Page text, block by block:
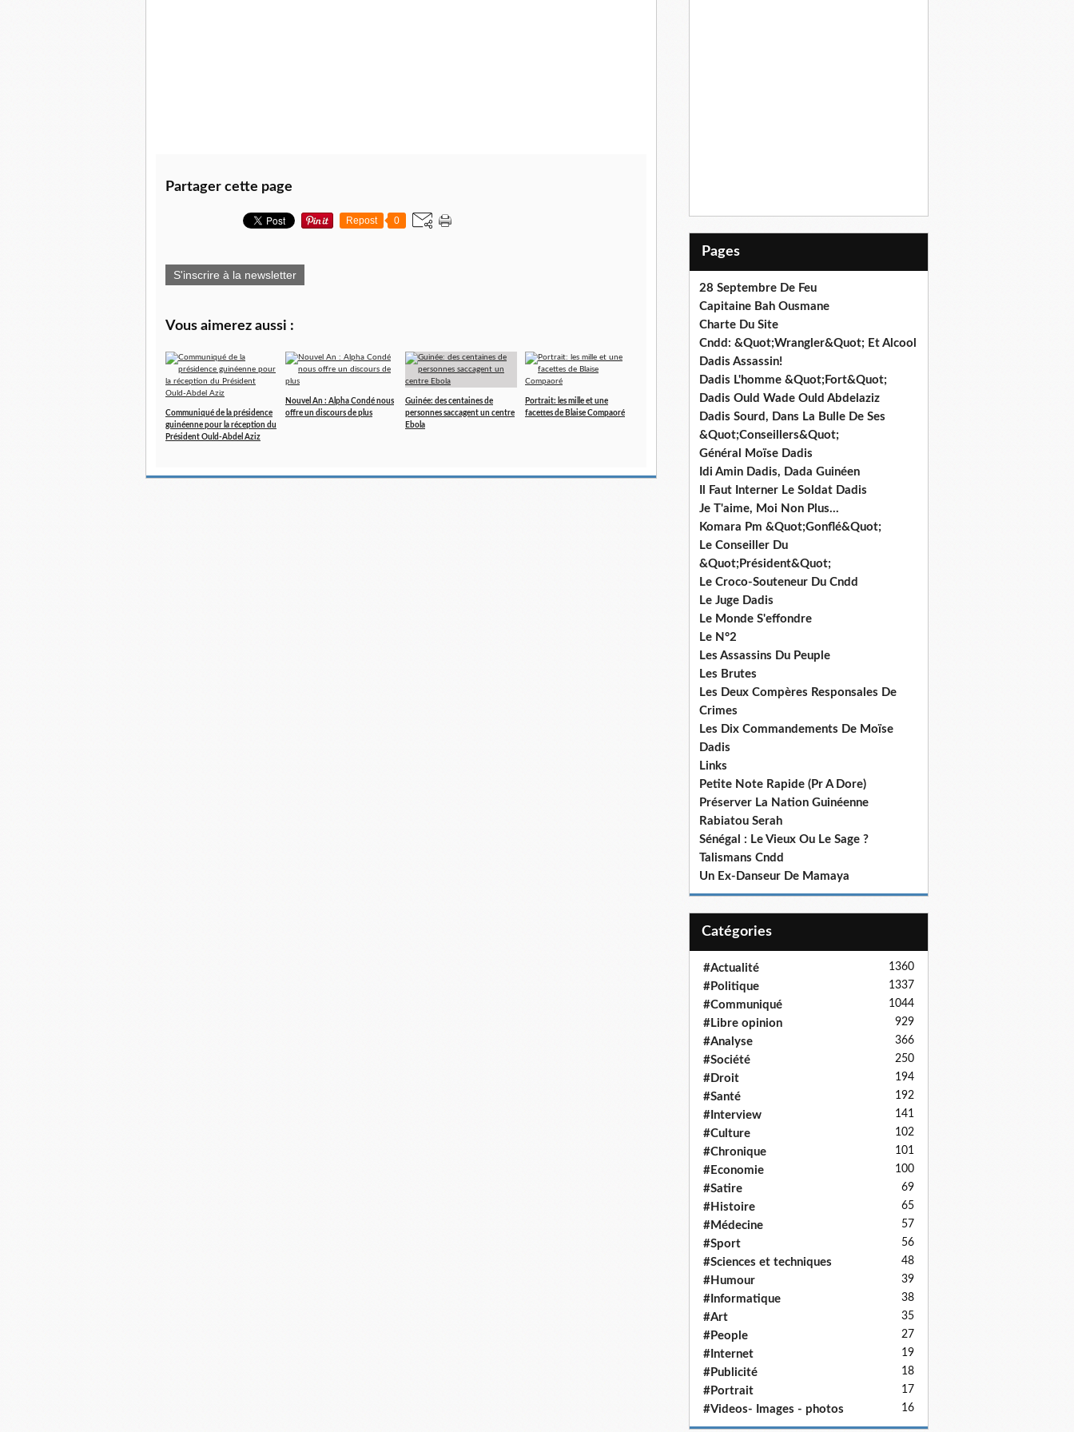
Partager cette page
Repost 0
S'inscrire à la newsletter
Vous aimerez aussi :
Communiqué de la présidence
guinéenne pour la réception du
Président Ould-Abdel Aziz
Nouvel An : Alpha Condé nous
offre un discours de plus
Guinée: des centaines de
personnes saccagent un centre
Ebola
Portrait: les mille et une
facettes de Blaise Compaoré
Pages
28 Septembre De Feu
Capitaine Bah Ousmane
Charte Du Site
Cndd: &Quot;Wrangler&Quot; Et Alcool
Dadis Assassin!
Dadis L'homme &Quot;Fort&Quot;
Dadis Ould Wade Ould Abdelaziz
Dadis Sourd, Dans La Bulle De Ses
&Quot;Conseillers&Quot;
Général Moïse Dadis
Idi Amin Dadis, Dada Guinéen
Il Faut Interner Le Soldat Dadis
Je T'aime, Moi Non Plus...
Komara Pm &Quot;Gonflé&Quot;
Le Conseiller Du
&Quot;Président&Quot;
Le Croco-Souteneur Du Cndd
Le Juge Dadis
Le Monde S'effondre
Le N°2
Les Assassins Du Peuple
Les Brutes
Les Deux Compères Responsales De
Crimes
Les Dix Commandements De Moïse
Dadis
Links
Petite Note Rapide (Pr A Dore)
Préserver La Nation Guinéenne
Rabiatou Serah
Sénégal : Le Vieux Ou Le Sage ?
Talismans Cndd
Un Ex-Danseur De Mamaya
Catégories
#Actualité 1360
#Politique 1337
#Communiqué 1044
#Libre opinion 929
#Analyse 366
#Société 250
#Droit 194
#Santé 192
#Interview 141
#Culture 102
#Chronique 101
#Economie 100
#Satire 69
#Histoire 65
#Médecine 57
#Sport 56
#Sciences et techniques 48
#Humour 39
#Informatique 38
#Art 35
#People 27
#Internet 19
#Publicité 18
#Portrait 17
#Videos- Images - photos 16